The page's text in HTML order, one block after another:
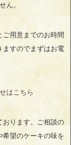
ん。
用意までのお時間
ますのでまずはお電
はこちら
おります。ご相談の
希望のケーキの味を